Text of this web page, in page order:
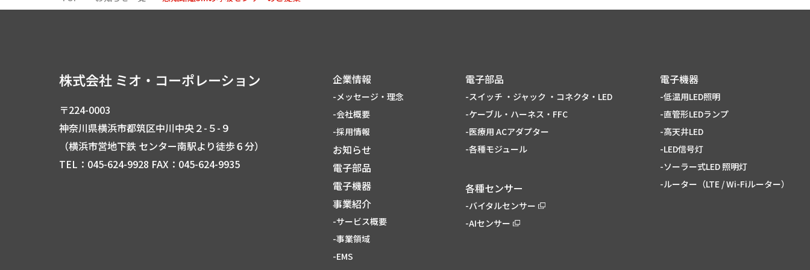
〒224-0003
神奈川県横浜市都筑区中川中央２-５-９
（横浜市営地下鉄 センター南駅より徒歩６分）
TEL：045-624-9928 FAX：045-624-9935
企業情報
-メッセージ・理念
-会社概要
-採用情報
お知らせ
電子部品
電子機器
事業紹介
-サービス概要
-事業領域
-EMS
電子部品
-スイッチ ・ジャック ・コネクタ・LED
-ケーブル・ハーネス・FFC
-医療用 ACアダプター
-各種モジュール
各種センサー
-バイタルセンサー
-AIセンサー
電子機器
-低温用LED照明
-直管形LEDランプ
-高天井LED
-LED信号灯
-ソーラー式LED 照明灯
-ルーター（LTE / Wi-Fiルーター）